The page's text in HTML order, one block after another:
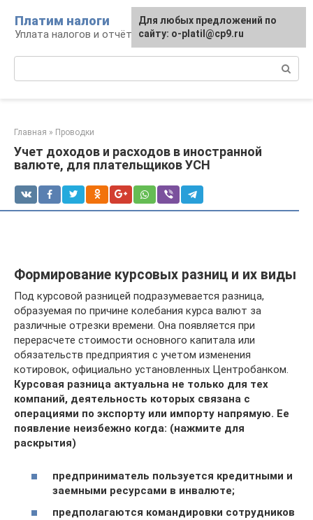
контенту
Платим налоги
Уплата налогов и отчётность
Главная » Проводки
Учет доходов и расходов в иностранной
валюте, для плательщиков УСН
Формирование курсовых разниц и их виды
Под курсовой разницей подразумевается разница,
образуемая по причине колебания курса валют за
различные отрезки времени. Она появляется при
перерасчете стоимости основного капитала или
обязательств предприятия с учетом изменения
котировок, официально установленных Центробанком.
Курсовая разница актуальна не только для тех
компаний, деятельность которых связана с
операциями по экспорту или импорту напрямую. Ее
появление неизбежно когда: (нажмите для
раскрытия)
предприниматель пользуется кредитными и
заемными ресурсами в инвалюте;
предполагаются командировки сотрудников
Для любых предложений по
сайту: o-platil@cp9.ru